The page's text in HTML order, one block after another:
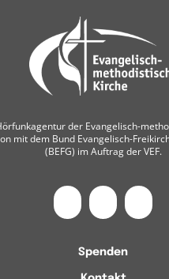
der Evangelisch-
mit dem Bund Evangelisch-
(BEFG) im Auftrag der VEF.
Spenden